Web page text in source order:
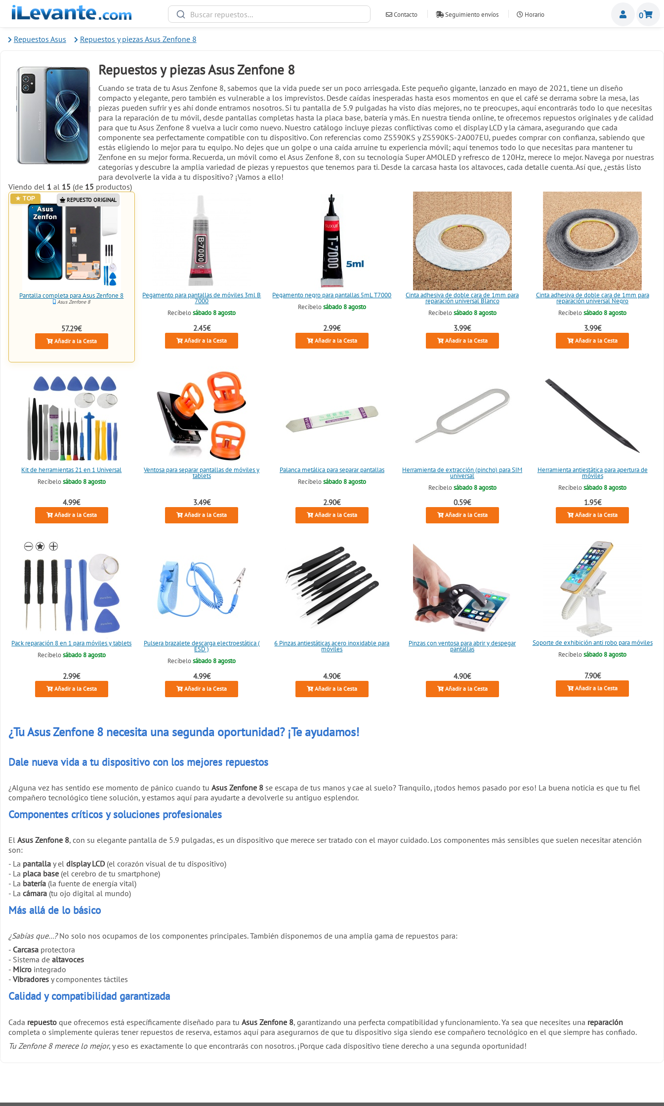
Contacto Seguimiento envíos Horario 0
Repuestos Asus Repuestos y piezas Asus Zenfone 8
Repuestos y piezas Asus Zenfone 8
Cuando se trata de tu Asus Zenfone 8, sabemos que la vida puede ser un poco arriesgada. Este pequeño gigante, lanzado en mayo de 2021, tiene un diseño
compacto y elegante, pero también es vulnerable a los imprevistos. Desde caídas inesperadas hasta esos momentos en que el café se derrama sobre la mesa, las
piezas pueden sufrir y es ahí donde entramos nosotros. Si tu pantalla de 5.9 pulgadas ha visto días mejores, no te preocupes, aquí encontrarás todo lo que necesitas
para la reparación de tu móvil, desde pantallas completas hasta la placa base, batería y más. En nuestra tienda online, te ofrecemos repuestos originales y de calidad
para que tu Asus Zenfone 8 vuelva a lucir como nuevo. Nuestro catálogo incluye piezas conflictivas como el display LCD y la cámara, asegurando que cada
componente sea perfectamente compatible con tu dispositivo. Con referencias como ZS590KS y ZS590KS-2A007EU, puedes comprar con confianza, sabiendo que
estás eligiendo lo mejor para tu equipo. No dejes que un golpe o una caída arruine tu experiencia móvil; aquí tenemos todo lo que necesitas para mantener tu
Zenfone en su mejor forma. Recuerda, un móvil como el Asus Zenfone 8, con su tecnología Super AMOLED y refresco de 120Hz, merece lo mejor. Navega por nuestras
categorías y descubre la amplia variedad de piezas y repuestos que tenemos para ti. Desde la carcasa hasta los altavoces, cada detalle cuenta. Así que, ¿estás listo
para devolverle la vida a tu dispositivo? ¡Vamos a ello!
Viendo del 1 al 15 (de 15 productos)
REPUESTO ORIGINAL
Pantalla completa para Asus Zenfone 8
Asus Zenfone 8
57.29€
Añadir a la Cesta
Pegamento para pantallas de móviles 3ml B
7000
Recíbelosábado 8 agosto
2.45€
Añadir a la Cesta
Pegamento negro para pantallas 5mL T7000
Recíbelosábado 8 agosto
2.99€
Añadir a la Cesta
Cinta adhesiva de doble cara de 1mm para
reparación universal Blanco
Recíbelosábado 8 agosto
3.99€
Añadir a la Cesta
Cinta adhesiva de doble cara de 1mm para
reparación universal Negro
Recíbelosábado 8 agosto
3.99€
Añadir a la Cesta
Kit de herramientas 21 en 1 Universal
Recíbelosábado 8 agosto
4.99€
Añadir a la Cesta
Ventosa para separar pantallas de móviles y
tablets
3.49€
Añadir a la Cesta
Palanca metálica para separar pantallas
Recíbelosábado 8 agosto
2.90€
Añadir a la Cesta
Herramienta de extracción (pincho) para SIM
universal
Recíbelosábado 8 agosto
0.59€
Añadir a la Cesta
Herramienta antiestática para apertura de
móviles
Recíbelosábado 8 agosto
1.95€
Añadir a la Cesta
Pack reparación 8 en 1 para móviles y tablets
Recíbelosábado 8 agosto
2.99€
Añadir a la Cesta
Pulsera brazalete descarga electroestática (
ESD )
Recíbelosábado 8 agosto
4.99€
Añadir a la Cesta
6 Pinzas antiestáticas acero inoxidable para
móviles
4.90€
Añadir a la Cesta
Pinzas con ventosa para abrir y despegar
pantallas
4.90€
Añadir a la Cesta
Soporte de exhibición anti robo para móviles
Recíbelosábado 8 agosto
7.90€
Añadir a la Cesta
¿Tu Asus Zenfone 8 necesita una segunda oportunidad? ¡Te ayudamos!
Dale nueva vida a tu dispositivo con los mejores repuestos
¿Alguna vez has sentido ese momento de pánico cuando tu Asus Zenfone 8 se escapa de tus manos y cae al suelo? Tranquilo, ¡todos hemos pasado por eso! La buena noticia es que tu fiel
compañero tecnológico tiene solución, y estamos aquí para ayudarte a devolverle su antiguo esplendor.
Componentes críticos y soluciones profesionales
El Asus Zenfone 8, con su elegante pantalla de 5.9 pulgadas, es un dispositivo que merece ser tratado con el mayor cuidado. Los componentes más sensibles que suelen necesitar atención
son:
- La pantalla y el display LCD(el corazón visual de tu dispositivo)
- La placa base (el cerebro de tu smartphone)
- La batería (la fuente de energía vital)
- La cámara (tu ojo digital al mundo)
Más allá de lo básico
¿Sabías que...?No solo nos ocupamos de los componentes principales. También disponemos de una amplia gama de repuestos para:
- Carcasa protectora
- Sistema de altavoces
- Micro integrado
- Vibradores y componentes táctiles
Calidad y compatibilidad garantizada
Cada repuesto que ofrecemos está específicamente diseñado para tu Asus Zenfone 8, garantizando una perfecta compatibilidad y funcionamiento. Ya sea que necesites una reparación
completa o simplemente quieras tener repuestos de reserva, estamos aquí para asegurarnos de que tu dispositivo siga siendo ese compañero tecnológico en el que siempre has confiado.
Tu Zenfone 8 merece lo mejor, y eso es exactamente lo que encontrarás con nosotros. ¡Porque cada dispositivo tiene derecho a una segunda oportunidad!